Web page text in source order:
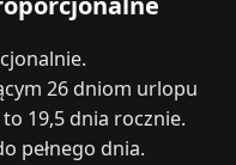
26 dniom urlopu
19,5 dnia rocznie.
pełnego dnia.